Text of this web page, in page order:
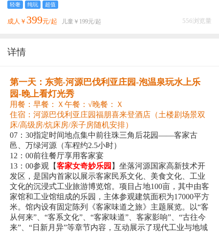
轻奢 纯玩 超值
成人￥ 399元/起 儿童￥ 199元/起 556浏览量
详情
第一天：东莞-河源巴伐利亚庄园-泡温泉玩水上乐
园-晚上看灯光秀
用餐：早餐：Ｘ午餐：√晚餐：Ｘ
住宿：河源巴伐利亚庄园福朋喜来登酒店（土楼剧场景双
床/高级房/炕床房/亲子房随机安排）
07：30指定时间地点集中前往珠三角后花园——客家古
邑、万绿河源（车程约2.5小时）
12：00前往餐厅享用客家宴
13：00参观【客家女奇妙乐园 】坐落河源国家高新技术开
发区，是国内首家以展示客家民系文化、美食文化、工业
文化的沉浸式工业旅游博览馆。项目占地100亩，其中由客
家馆和工业馆组成的乐园，主体参观建筑面积为17000平方
米。馆内设有固定陈列《客家味道之旅》主题展览。以“客
从何来”、“客系文化”、“客家味道”、客家影响”、“古往今
来”、“日新月异”等章节内容，互动展示了现代工业与地域